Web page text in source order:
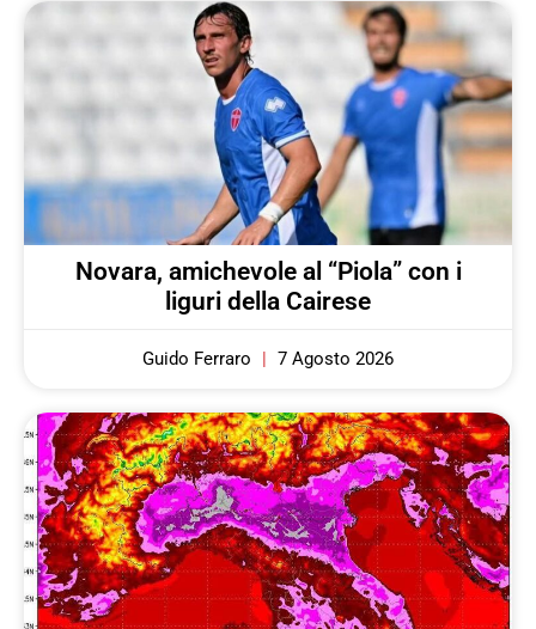
Novara, amichevole al “Piola” con i
liguri della Cairese
Guido Ferraro 7 Agosto 2026